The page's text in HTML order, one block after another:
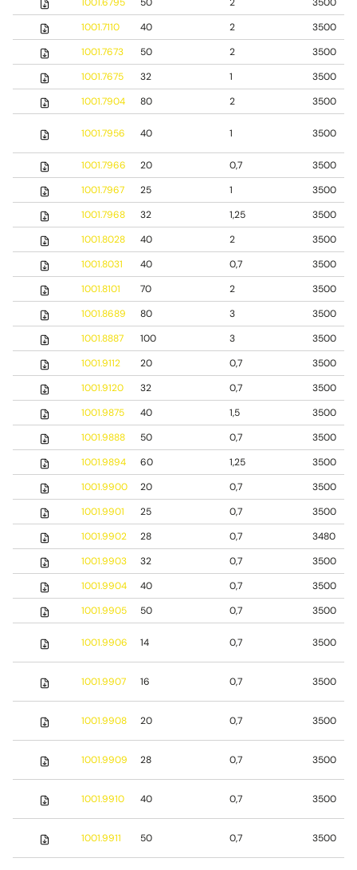
1001.6795 50 2
3500
1001.7110
40 2
3500
1001.7673
50 2
3500
1001.7675
32 1
3500
1001.7904
80 2 3500
1001.7956 40 1 3500
1001.7966 20 0,7
3500
1001.7967
25 1
3500
1001.7968
32 1,25
3500
1001.8028
40 2
3500
1001.8031
40 0,7
3500
1001.8101
70 2
3500
1001.8689
80 3
3500
1001.8887
100 3
3500
1001.9112
20 0,7
3500
1001.9120
32 0,7
3500
1001.9875
40 1,5
3500
1001.9888
50 0,7
3500
1001.9894
60 1,25
3500
1001.9900
20 0,7
3500
1001.9901
25 0,7
3500
1001.9902
28 0,7
3480
1001.9903
32 0,7
3500
1001.9904
40 0,7
3500
1001.9905
50 0,7 3500
1001.9906 14 0,7 3500
1001.9907 16 0,7 3500
1001.9908 20 0,7 3500
1001.9909 28 0,7 3500
1001.9910 40 0,7 3500
1001.9911 50 0,7 3500